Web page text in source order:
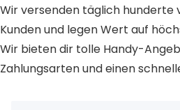
Wir versenden täglich hunderte
Kunden und legen Wert auf
Wir bieten dir tolle Handy-
Zahlungsarten und einen